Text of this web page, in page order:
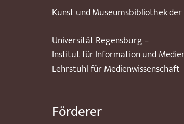
Kunst und Museumsbibliothek
Universität Regensburg –
Institut für Information und
Lehrstuhl für Medienwissenschaft
Förderer